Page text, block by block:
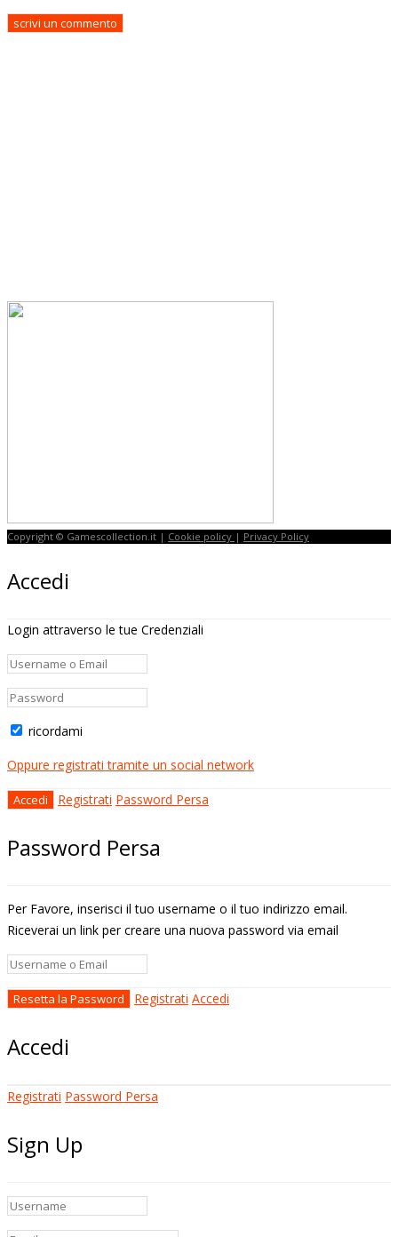
Copyright © Gamescollection.it | Cookie policy | Privacy Policy
Accedi
Login attraverso le tue Credenziali
ricordami
Oppure registrati tramite un social network
Registrati Password Persa
Password Persa
Per Favore, inserisci il tuo username o il tuo indirizzo email.
Riceverai un link per creare una nuova password via email
Registrati Accedi
Accedi
Registrati Password Persa
Sign Up